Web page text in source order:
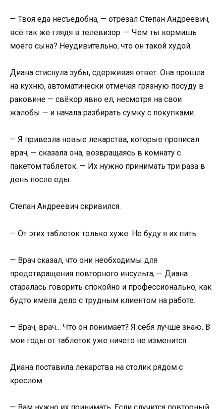
— Твоя еда несъедобна, — отрезал Степан Андреевич,
всё так же глядя в телевизор. — Чем ты кормишь
моего сына? Неудивительно, что он такой худой.
Диана стиснула зубы, сдерживая ответ. Она прошла
на кухню, автоматически отмечая грязную посуду в
раковине — свёкор явно ел, несмотря на свои
жалобы — и начала разбирать сумку с покупками.
— Я привезла новые лекарства, которые прописал
врач, — сказала она, возвращаясь в комнату с
пакетом таблеток. — Их нужно принимать три раза в
день после еды.
Степан Андреевич скривился.
— От этих таблеток только хуже. Не буду я их пить.
— Врач сказал, что они необходимы для
предотвращения повторного инсульта, — Диана
старалась говорить спокойно и профессионально, как
будто имела дело с трудным клиентом на работе.
— Врач, врач… Что он понимает? Я себя лучше знаю. В
мои годы от таблеток уже ничего не изменится.
Диана поставила лекарства на столик рядом с
креслом.